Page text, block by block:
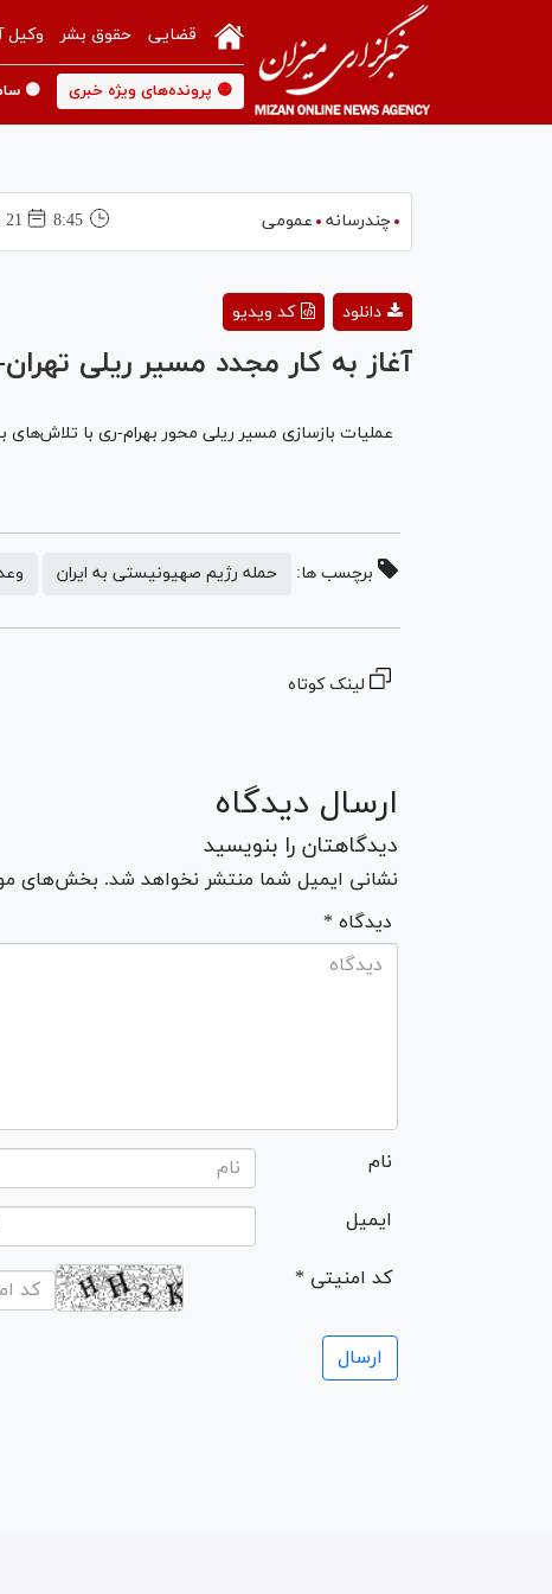
قضایی حقوق بشر وکیل
🟡 پرونده‌های ویژه خبری 🟡
چندرسانه عمومی 8:45 21 فروردين 1405
کد ویدیو دانلود
آغاز به کار مجدد مسیر ریلی
عملیات بازسازی مسیر ریلی محور بهرام-ری با تلاش‌های
برچسب ها: حمله رژیم صهیونیستی به ایران
لینک کوتاه
ارسال دیدگاه
دیدگاهتان را بنویسید
نشانی ایمیل شما منتشر نخواهد شد. بخش‌های
* دیدگاه
نام
ایمیل
* کد امنیتی